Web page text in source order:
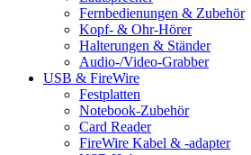
Fernbedienungen & Zubehör
Kopf- & Ohr-Hörer
Halterungen & Ständer
Audio-/Video-Grabber
USB & FireWire
Festplatten
Notebook-Zubehör
Card Reader
FireWire Kabel & -adapter